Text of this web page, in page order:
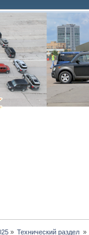
» Технический раздел »